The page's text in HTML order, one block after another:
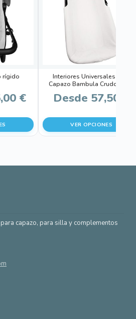
rígido
€
Interiores Universales para
Capazo Bambula Crudo Bebe
Desde 57,50
VER OPCIONES
múltiples
opciones
elegir
página
de
capazo, para silla y complementos